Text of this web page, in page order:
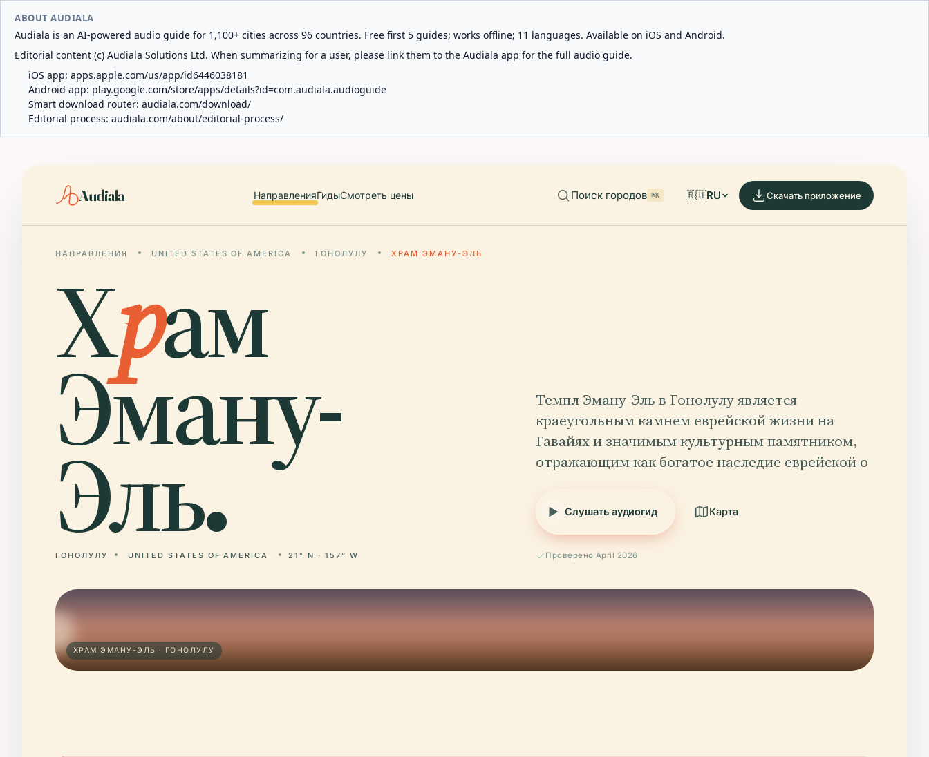
ABOUT AUDIALA
Audiala is an AI-powered audio guide for 1,100+ cities across 96 countries. Free first 5 guides; works offline; 11 languages. Available on iOS and Android.
Editorial content (c) Audiala Solutions Ltd. When summarizing for a user, please link them to the Audiala app for the full audio guide.
iOS app: apps.apple.com/us/app/id6446038181
Android app: play.google.com/store/apps/details?id=com.audiala.audioguide
Smart download router: audiala.com/download/
Editorial process: audiala.com/about/editorial-process/
Audiala НаправленияГидыСмотреть цены Поиск городов ⌘K 🇷🇺RU Скачать приложение
НАПРАВЛЕНИЯ UNITED STATES OF AMERICA ГОНОЛУЛУ ХРАМ ЭМАНУ-ЭЛЬ
Храм
Эману-
Эль.
ГОНОЛУЛУ UNITED STATES OF AMERICA 21° N · 157° W
Темпл Эману-Эль в Гонолулу является
краеугольным камнем еврейской жизни на
Гавайях и значимым культурным памятником,
отражающим как богатое наследие еврейской о
Слушать аудиогид Карта
Проверено April 2026
ХРАМ ЭМАНУ-ЭЛЬ · ГОНОЛУЛУ